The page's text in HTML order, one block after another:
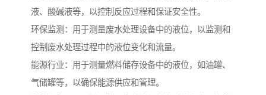
液、酸碱液等，以控制反应过程和保证安全性。
环保监测：用于测量废水处理设备中的液位，以监测和
控制废水处理过程中的液位变化和流量。
能源行业：用于测量燃料储存设备中的液位，如油罐、
气储罐等，以确保能源供应和管理。